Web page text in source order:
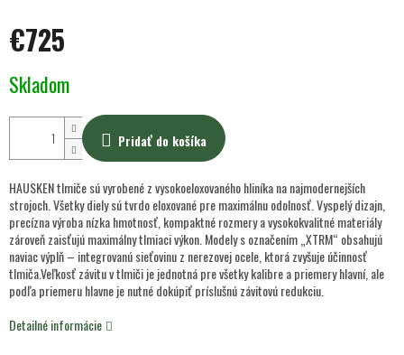
je
0,0
5
€725
cena:
Skladom
Pridať do košíka
HAUSKEN tlmiče sú vyrobené z vysokoeloxovaného hliníka na najmodernejších
strojoch. Všetky diely sú tvrdo eloxované pre maximálnu odolnosť. Vyspelý dizajn,
precízna výroba nízka hmotnosť, kompaktné rozmery a vysokokvalitné materiály
zároveň zaisťujú maximálny tlmiaci výkon. Modely s označením „XTRM“ obsahujú
naviac výplň – integrovanú sieťovinu z nerezovej ocele, ktorá zvyšuje účinnosť
tlmiča.Veľkosť závitu v tlmiči je jednotná pre všetky kalibre a priemery hlavní, ale
podľa priemeru hlavne je nutné dokúpiť príslušnú závitovú redukciu.
Detailné informácie